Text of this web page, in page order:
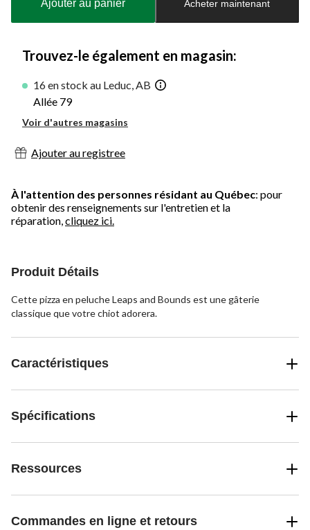
à
Ajouter au panier Acheter maintenant
Trouvez-le également en magasin:
16 en stock au Leduc, AB
Allée 79
Voir d'autres magasins
Ajouter au registree
À l'attention des personnes résidant au Québec: pour
obtenir des renseignements sur l'entretien et la
réparation,cliquez ici.
Produit Détails
Cette pizza en peluche Leaps and Bounds est une gâterie
classique que votre chiot adorera.
Caractéristiques
Spécifications
Ressources
Commandes en ligne et retours